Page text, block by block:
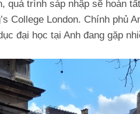
quá trình sáp nhập sẽ hoàn
College London. Chính phủ
đại học tại Anh đang gặp